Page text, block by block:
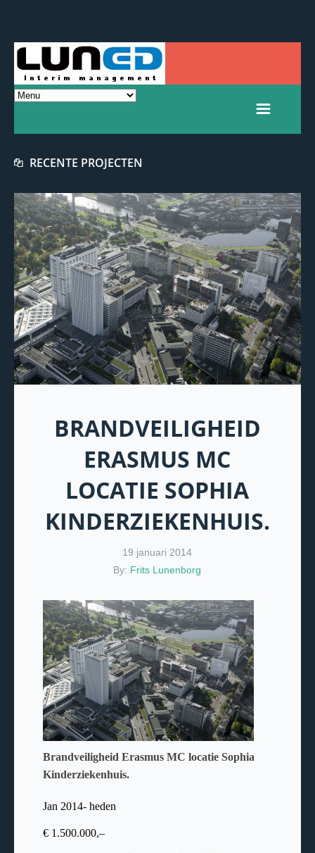
RECENTE PROJECTEN
BRANDVEILIGHEID
ERASMUS MC
LOCATIE SOPHIA
KINDERZIEKENHUIS.
19 januari 2014
By: Frits Lunenborg
Brandveiligheid Erasmus MC locatie Sophia
Kinderziekenhuis.
Jan 2014- heden
€ 1.500.000,–